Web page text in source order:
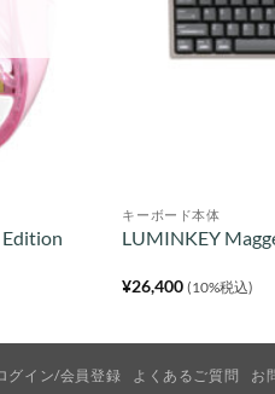
キーボード本体
LUMINKEY
¥26,400 (10%税込)
グイン/会員登録 よくあるご質問 お